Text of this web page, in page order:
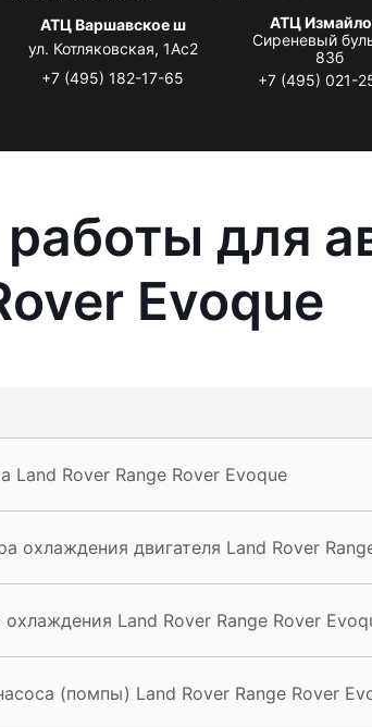
АТЦ Варшавское ш
ул. Котляковская, 1Ас2
+7 (495) 182-17-65
АТЦ
Сиреневый
83б
+7 (495) 021-
для
Evoque
Land Rover Range Rover Evoque
охлаждения двигателя Land Rover
Land Rover Range Rover
(помпы) Land Rover Range Rover